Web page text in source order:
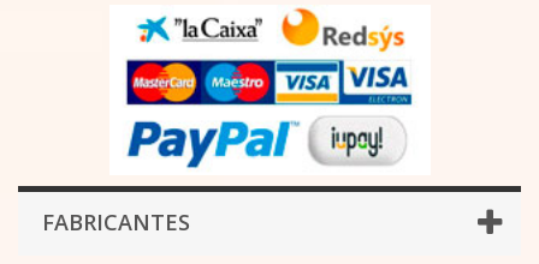
FABRICANTES